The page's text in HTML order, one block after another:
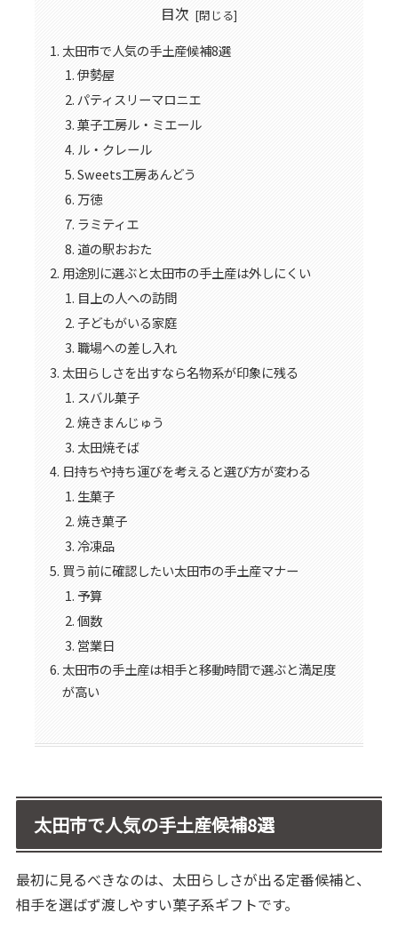
目次
太田市で人気の手土産候補8選
伊勢屋
パティスリーマロニエ
菓子工房ル・ミエール
ル・クレール
Sweets工房あんどう
万徳
ラミティエ
道の駅おおた
用途別に選ぶと太田市の手土産は外しにくい
目上の人への訪問
子どもがいる家庭
職場への差し入れ
太田らしさを出すなら名物系が印象に残る
スバル菓子
焼きまんじゅう
太田焼そば
日持ちや持ち運びを考えると選び方が変わる
生菓子
焼き菓子
冷凍品
買う前に確認したい太田市の手土産マナー
予算
個数
営業日
太田市の手土産は相手と移動時間で選ぶと満足度
が高い
太田市で人気の手土産候補8選
最初に見るべきなのは、太田らしさが出る定番候補と、
相手を選ばず渡しやすい菓子系ギフトです。